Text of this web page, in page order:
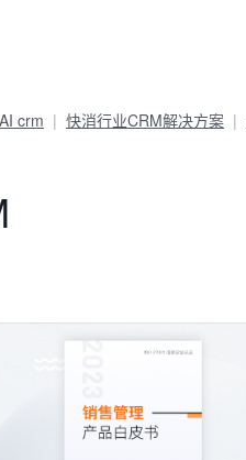
AI crm 快消行业CRM解决方案